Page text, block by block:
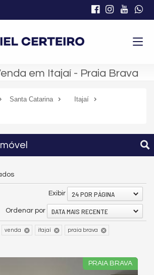
em Itajaí - Praia Brava
Santa Catarina
Itajaí
Exibir 24 POR PÁGINA
Ordenar por DATA MAIS RECENTE
venda itajaí praia brava
PRAIA BRAVA